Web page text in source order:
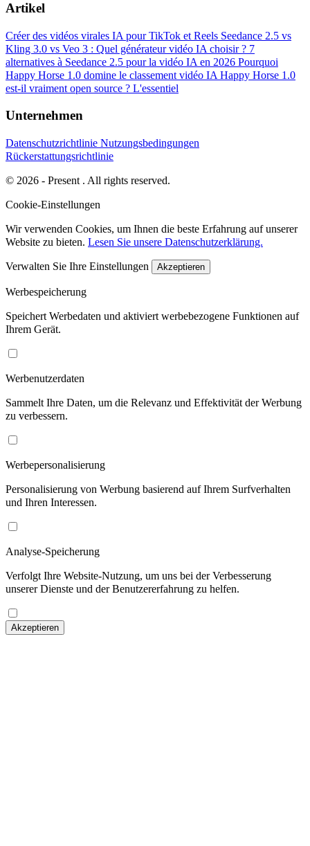
Artikel
Créer des vidéos virales IA pour TikTok et Reels Seedance 2.5 vs
Kling 3.0 vs Veo 3 : Quel générateur vidéo IA choisir ? 7
alternatives à Seedance 2.5 pour la vidéo IA en 2026 Pourquoi
Happy Horse 1.0 domine le classement vidéo IA Happy Horse 1.0
est-il vraiment open source ? L'essentiel
Unternehmen
Datenschutzrichtlinie Nutzungsbedingungen
Rückerstattungsrichtlinie
© 2026 - Present . All rights reserved.
Cookie-Einstellungen
Wir verwenden Cookies, um Ihnen die beste Erfahrung auf unserer
Website zu bieten. Lesen Sie unsere Datenschutzerklärung.
Verwalten Sie Ihre Einstellungen Akzeptieren
Werbespeicherung
Speichert Werbedaten und aktiviert werbebezogene Funktionen auf
Ihrem Gerät.
Werbenutzerdaten
Sammelt Ihre Daten, um die Relevanz und Effektivität der Werbung
zu verbessern.
Werbepersonalisierung
Personalisierung von Werbung basierend auf Ihrem Surfverhalten
und Ihren Interessen.
Analyse-Speicherung
Verfolgt Ihre Website-Nutzung, um uns bei der Verbesserung
unserer Dienste und der Benutzererfahrung zu helfen.
Akzeptieren